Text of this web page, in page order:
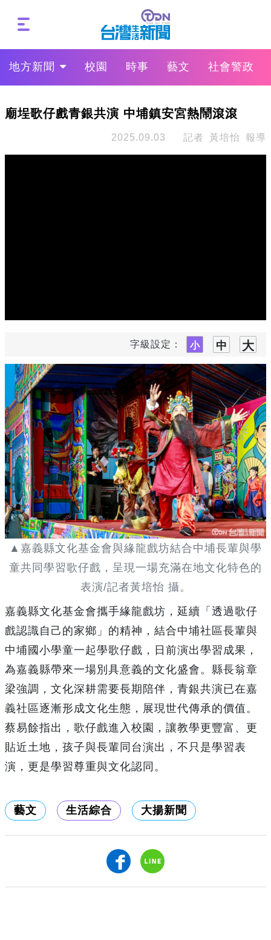
地方新聞 校園 時事 藝文 社會警政
廟埕歌仔戲青銀共演 中埔鎮安宮熱鬧滾滾
2025.09.03 記者 黃培怡 報導
字級設定：
▲嘉義縣文化基金會與緣龍戲坊結合中埔長輩與學
童共同學習歌仔戲，呈現一場充滿在地文化特色的
表演/記者黃培怡 攝。
嘉義縣文化基金會攜手緣龍戲坊，延續「透過歌仔
戲認識自己的家鄉」的精神，結合中埔社區長輩與
中埔國小學童一起學歌仔戲，日前演出學習成果，
為嘉義縣帶來一場別具意義的文化盛會。縣長翁章
梁強調，文化深耕需要長期陪伴，青銀共演已在嘉
義社區逐漸形成文化生態，展現世代傳承的價值。
蔡易餘指出，歌仔戲進入校園，讓教學更豐富、更
貼近土地，孩子與長輩同台演出，不只是學習表
演，更是學習尊重與文化認同。
藝文 生活綜合 大揚新聞